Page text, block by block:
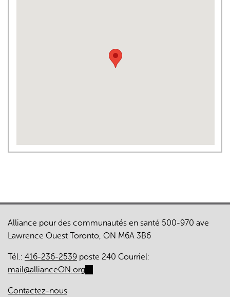
Alliance pour des communautés en santé 500-970 ave
Lawrence Ouest Toronto, ON M6A 3B6
Tél.: 416-236-2539 poste 240 Courriel:
mail@allianceON.org
Contactez-nous